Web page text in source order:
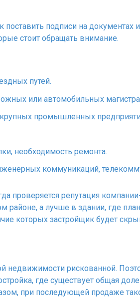
подписи на документах
стоит обращать внимание.
путей.
или автомобильных
крупных промышленных
необходимость ремонта.
коммуникаций,
проверяется репутация
районе, а лучше в здании, где
которых застройщик будет
недвижимости рискованной.
где существует общая
при последующей продаже